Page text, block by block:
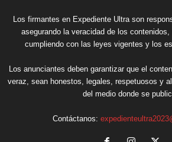
Los firmantes en Expediente Ultra son
asegurando la veracidad de los
cumpliendo con las leyes vigentes y los
Los anunciantes deben garantizar que el
veraz, sean honestos, legales, respetuosos y
del medio donde se
Contáctanos: